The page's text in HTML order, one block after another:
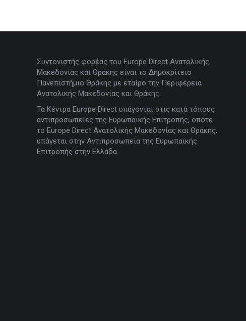
Συντονιστής φορέας του Europe Direct Ανατολικής
Μακεδονίας και Θράκης είναι το Δημοκρίτειο
Πανεπιστήμιο Θράκης με εταίρο την Περιφέρεια
Ανατολικής Μακεδονίας και Θράκης.
Τα Κέντρα Europe Direct υπάγονται στις κατά τόπους
αντιπροσωπείες της Ευρωπαϊκής Επιτροπής, οπότε
το Europe Direct Ανατολικής Μακεδονίας και Θράκης,
υπάγεται στην Αντιπροσωπεία της Ευρωπαϊκής
Επιτροπής στην Ελλάδα.